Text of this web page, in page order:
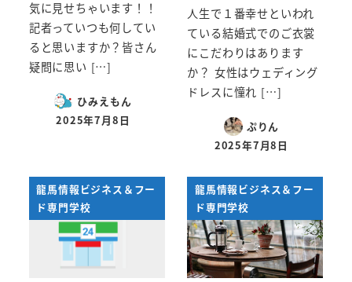
気に見せちゃいます！！
記者っていつも何してい
ると思いますか？皆さん
疑問に思い […]
ひみえもん
投稿日
2025年7月8日
人生で１番幸せといわれ
ている結婚式でのご衣裳
にこだわりはあります
か？ 女性はウェディング
ドレスに憧れ […]
ぷりん
投稿日
2025年7月8日
龍馬情報ビジネス＆フー
ド専門学校
龍馬情報ビジネス＆フー
ド専門学校